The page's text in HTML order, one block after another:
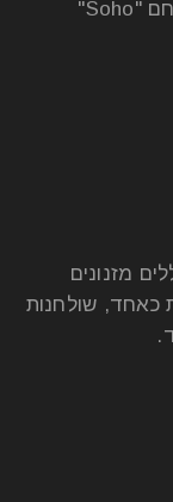
מזנונים
כאחד, שולחנות